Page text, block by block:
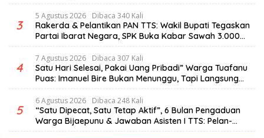
3
5 Agustus 2026 Dibaca 340 Kali
Rakerda & Pelantikan PAN TTS: Wakil Bupati Tegaskan
Partai Ibarat Negara, SPK Buka Kabar Sawah 3.000
Hektar & Larangan Politik Uang
4
7 Agustus 2026 Dibaca 307 Kali
Satu Hari Selesai, Pakai Uang Pribadi” Warga Tuafanu
Puas: Imanuel Bire Bukan Menunggu, Tapi Langsung
Bekerja
5
6 Agustus 2026 Dibaca 248 Kali
“Satu Dipecat, Satu Tetap Aktif”, 6 Bulan Pengaduan
Warga Bijaepunu & Jawaban Asisten I TTS: Pelan-
pelan, Tapi Pasti.